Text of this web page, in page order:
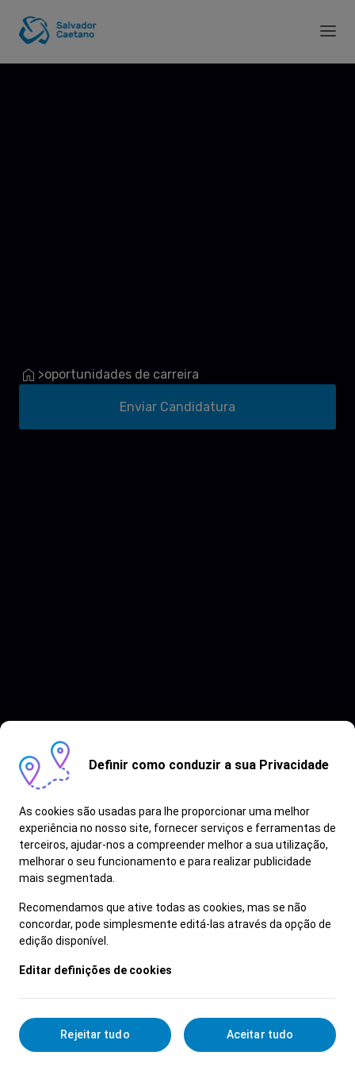
>oportunidades de carreira
Enviar Candidatura
Vagas semelhantes
Definir como conduzir a sua Privacidade
As cookies são usadas para lhe proporcionar uma melhor
experiência no nosso site, fornecer serviços e ferramentas de
terceiros, ajudar-nos a compreender melhor a sua utilização,
melhorar o seu funcionamento e para realizar publicidade
mais segmentada.
Recomendamos que ative todas as cookies, mas se não
concordar, pode simplesmente editá-las através da opção de
edição disponível.
Editar definições de cookies
Rejeitar tudo Aceitar tudo